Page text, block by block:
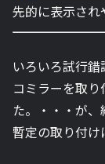
先的に表示さ
いろいろ試行
コミラーを取
た。・・・が
暫定の取り付け